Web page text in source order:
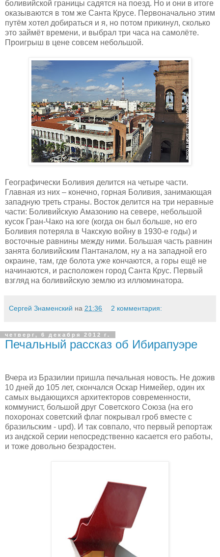
боливийской границы садятся на поезд. Но и они в итоге
оказываются в том же Санта Крусе. Первоначально этим
путём хотел добираться и я, но потом прикинул, сколько
это займёт времени, и выбрал три часа на самолёте.
Проигрыш в цене совсем небольшой.
Географически Боливия делится на четыре части.
Главная из них – конечно, горная Боливия, занимающая
западную треть страны. Восток делится на три неравные
части: Боливийскую Амазонию на севере, небольшой
кусок Гран-Чако на юге (когда он был больше, но его
Боливия потеряла в Чакскую войну в 1930-е годы) и
восточные равнины между ними. Большая часть равнин
занята боливийским Пантаналом, ну а на западной его
окраине, там, где болота уже кончаются, а горы ещё не
начинаются, и расположен город Санта Крус. Первый
взгляд на боливийскую землю из иллюминатора.
Сергей Знаменский на 21:36 2 комментария:
четверг, 6 декабря 2012 г.
Печальный рассказ об Ибирапуэре
Вчера из Бразилии пришла печальная новость. Не дожив
10 дней до 105 лет, скончался Оскар Нимейер, один их
самых выдающихся архитекторов современности,
коммунист, большой друг Советского Союза (на его
похоронах советский флаг покрывал гроб вместе с
бразильским - upd). И так совпало, что первый репортаж
из андской серии непосредственно касается его работы,
и тоже довольно безрадостен.